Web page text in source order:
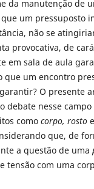
da manutenção de
um pressuposto
não se
provocativa, de
em sala de aula
que um encontro
O presente
debate nesse
como corpo, rosto e
que, de
a questão de uma
tensão com uma